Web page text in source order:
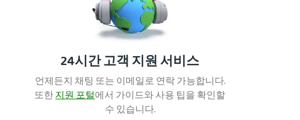
24시간 고객 지원 서비스
언제든지 채팅 또는 이메일로 연락 가능합니다.
또한지원 포털에서 가이드와 사용 팁을 확인할
수 있습니다.